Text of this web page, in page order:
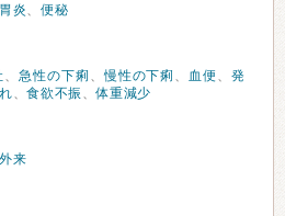
炎、便秘
、 急性の下痢 、慢性の下痢 、 血便、発
、食欲不振 、体重減少
来